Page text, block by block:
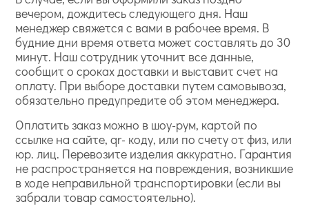
вечером, дождитесь следующего дня. Наш
менеджер свяжется с вами в рабочее время. В
будние дни время ответа может составлять до 30
минут. Наш сотрудник уточнит все данные,
сообщит о сроках доставки и выставит счет на
оплату. При выборе доставки путем самовывоза,
обязательно предупредите об этом менеджера.
Оплатить заказ можно в шоу-рум, картой по
ссылке на сайте, qr- коду, или по счету от физ, или
юр. лиц. Перевозите изделия аккуратно. Гарантия
не распространяется на повреждения, возникшие
в ходе неправильной транспортировки (если вы
забрали товар самостоятельно).